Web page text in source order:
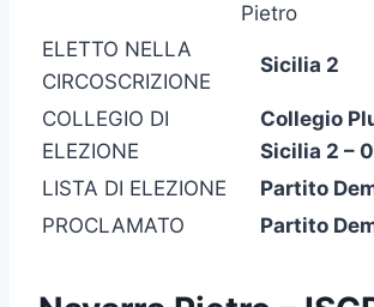
Pietro
ELETTO NELLA
CIRCOSCRIZIONE
Sicilia 2
COLLEGIO DI
ELEZIONE
Collegio
Sicilia 2 –
LISTA DI ELEZIONE
Partito
PROCLAMATO
Partito